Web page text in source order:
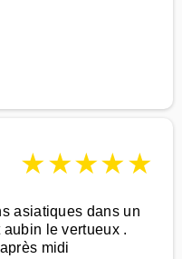
★★★★★
asiatiques dans un
le vertueux .
midi